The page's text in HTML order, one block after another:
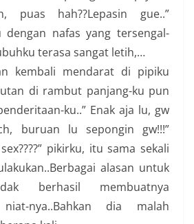
puas hah??Lepasin gue..”
dengan nafas yang tersengal-
terasa sangat letih,…
kembali mendarat di pipiku
di rambut panjang-ku pun
ku..” Enak aja lu, gw
buruan lu sepongin gw!!!”
pikirku, itu sama sekali
alasan untuk
berhasil membuatnya
niat-nya..Bahkan dia malah